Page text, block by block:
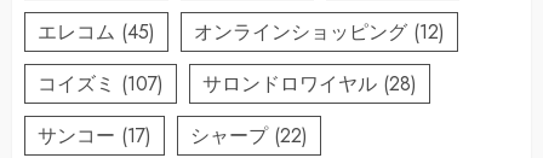
エレコム (45) オンラインショッピング (12)
コイズミ (107) サロンドロワイヤル (28)
サンコー (17) シャープ(22)